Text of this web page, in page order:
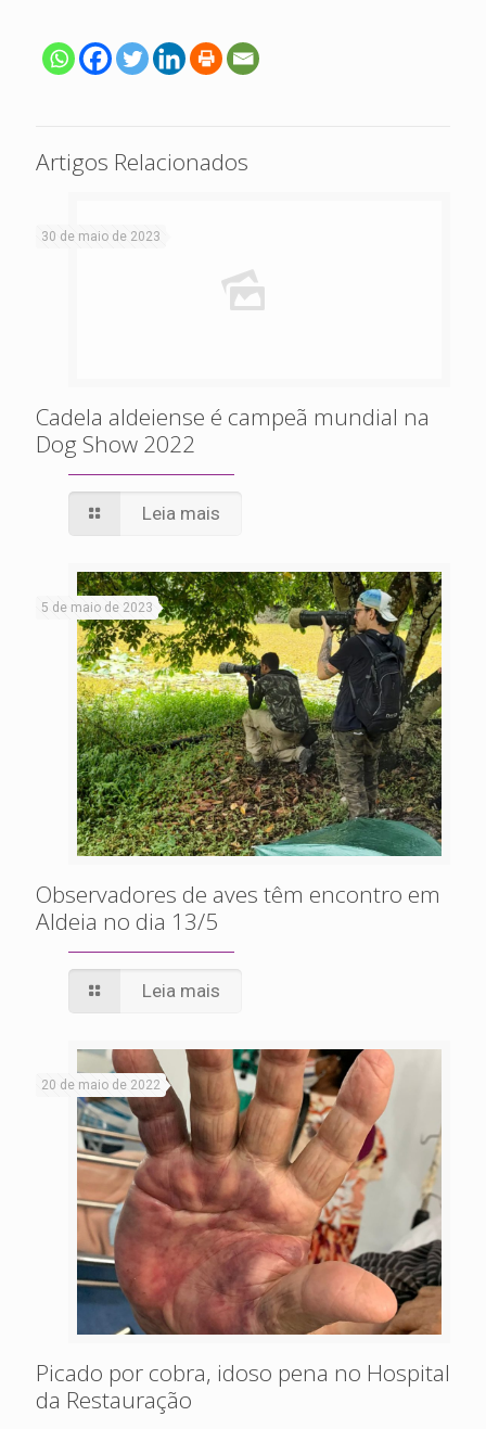
Artigos Relacionados
30 de maio de 2023
Cadela aldeiense é campeã mundial na
Dog Show 2022
Leia mais
5 de maio de 2023
Observadores de aves têm encontro em
Aldeia no dia 13/5
Leia mais
20 de maio de 2022
Picado por cobra, idoso pena no Hospital
da Restauração